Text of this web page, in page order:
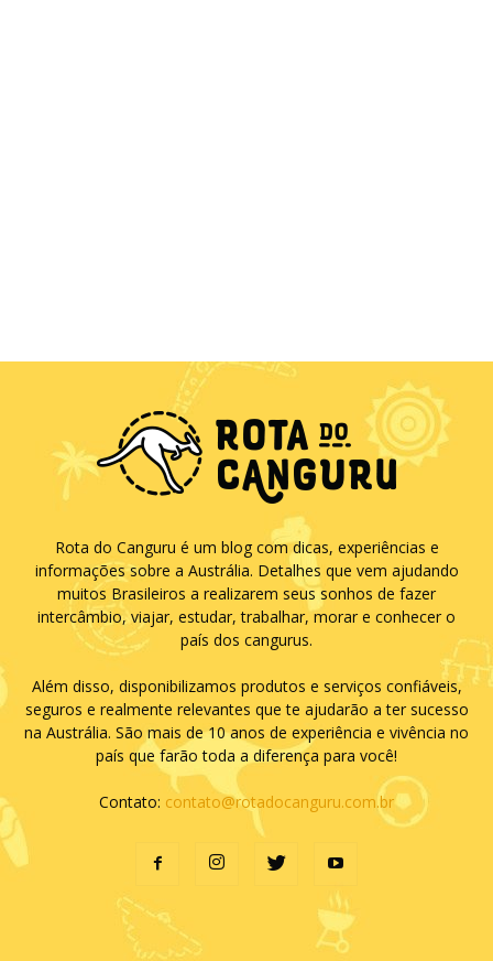
Rota do Canguru é um blog com dicas, experiências e
informações sobre a Austrália. Detalhes que vem ajudando
muitos Brasileiros a realizarem seus sonhos de fazer
intercâmbio, viajar, estudar, trabalhar, morar e conhecer o
país dos cangurus.
Além disso, disponibilizamos produtos e serviços confiáveis,
seguros e realmente relevantes que te ajudarão a ter sucesso
na Austrália. São mais de 10 anos de experiência e vivência no
país que farão toda a diferença para você!
Contato: contato@rotadocanguru.com.br